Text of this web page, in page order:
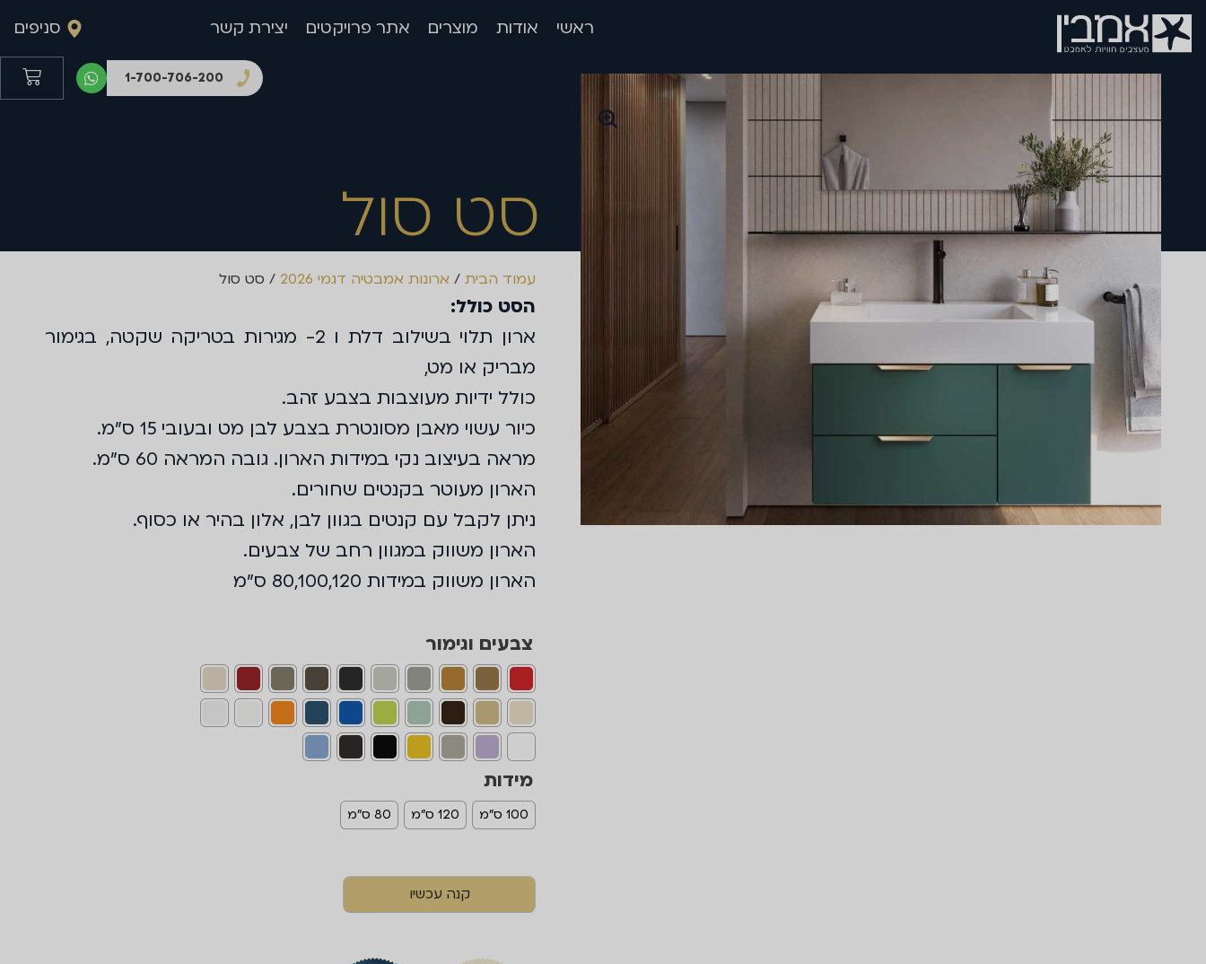
ראשי אודות מוצרים אתר פרויקטים יצירת קשר סניפים
1-700-706-200
סט סול
עמוד הבית / ארונות אמבטיה דגמי 2026 / סט סול
הסט כולל:
ארון תלוי בשילוב דלת ו 2- מגירות בטריקה שקטה, בגימור
מבריק או מט,
כולל ידיות מעוצבות בצבע זהב.
כיור עשוי מאבן מסונטרת בצבע לבן מט ובעובי 15 ס"מ.
מראה בעיצוב נקי במידות הארון. גובה המראה 60 ס"מ.
הארון מעוטר בקנטים שחורים.
ניתן לקבל עם קנטים בגוון לבן, אלון בהיר או כסוף.
הארון משווק במגוון רחב של צבעים.
הארון משווק במידות 80,100,120 ס"מ
צבעים וגימור
מידות
100 ס"מ 120 ס"מ 80 ס"מ
קנה עכשיו